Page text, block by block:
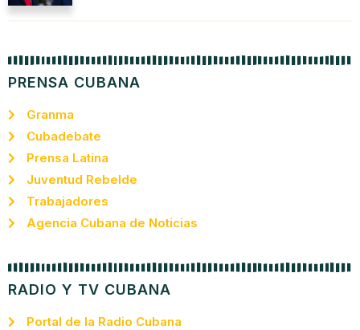
PRENSA CUBANA
Granma
Cubadebate
Prensa Latina
Juventud Rebelde
Trabajadores
Agencia Cubana de Noticias
RADIO Y TV CUBANA
Portal de la Radio Cubana